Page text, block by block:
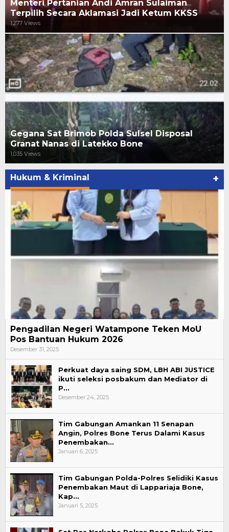
Menteri Pertanian Andi Amran Sulaiman
Terpilih Secara Aklamasi Jadi Ketum KKSS
1,277 Views
Gegana Sat Brimob Polda Sulsel Disposal
Granat Nanas di Latekko Bone
1,035 Views
Hukum & Kriminal +
Pengadilan Negeri Watampone Teken MoU
Pos Bantuan Hukum 2026
Desember 31, 2025
Perkuat daya saing SDM, LBH ABI JUSTICE
ikuti seleksi posbakum dan Mediator di
P…
Desember 24, 2025
Tim Gabungan Amankan 11 Senapan
Angin, Polres Bone Terus Dalami Kasus
Penembakan…
Januari 6, 2025
Tim Gabungan Polda-Polres Selidiki Kasus
Penembakan Maut di Lappariaja Bone,
Kap…
Januari 5, 2025